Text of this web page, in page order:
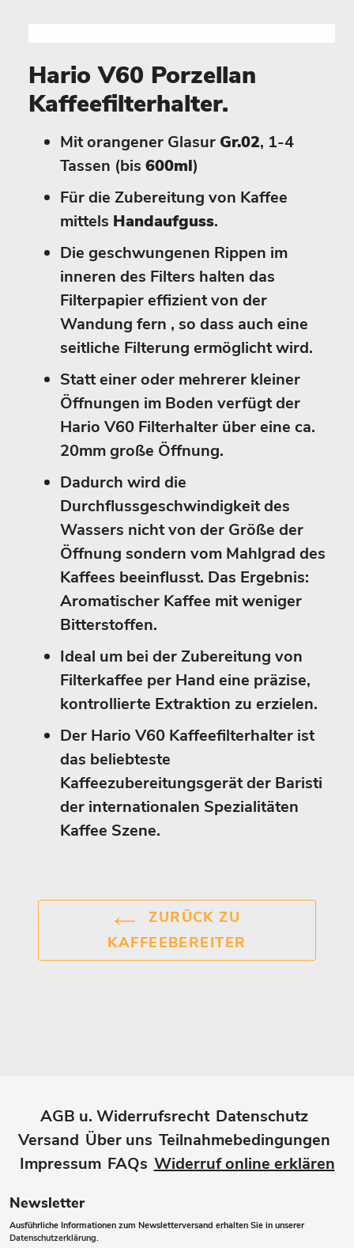
Hario V60 Porzellan
Kaffeefilterhalter.
Mit orangener Glasur Gr.02, 1-4
Tassen (bis 600ml)
Für die Zubereitung von Kaffee
mittels Handaufguss.
Die geschwungenen Rippen im
inneren des Filters halten das
Filterpapier effizient von der
Wandung fern , so dass auch eine
seitliche Filterung ermöglicht wird.
Statt einer oder mehrerer kleiner
Öffnungen im Boden verfügt der
Hario V60 Filterhalter über eine ca.
20mm große Öffnung.
Dadurch wird die
Durchflussgeschwindigkeit des
Wassers nicht von der Größe der
Öffnung sondern vom Mahlgrad des
Kaffees beeinflusst. Das Ergebnis:
Aromatischer Kaffee mit weniger
Bitterstoffen.
Ideal um bei der Zubereitung von
Filterkaffee per Hand eine präzise,
kontrollierte Extraktion zu erzielen.
Der Hario V60 Kaffeefilterhalter ist
das beliebteste
Kaffeezubereitungsgerät der Baristi
der internationalen Spezialitäten
Kaffee Szene.
ZURÜCK ZU
KAFFEEBEREITER
AGB u. Widerrufsrecht Datenschutz
Versand Über uns Teilnahmebedingungen
Impressum FAQs Widerruf online erklären
Newsletter
Ausführliche Informationen zum Newsletterversand erhalten Sie in unserer
Datenschutzerklärung.